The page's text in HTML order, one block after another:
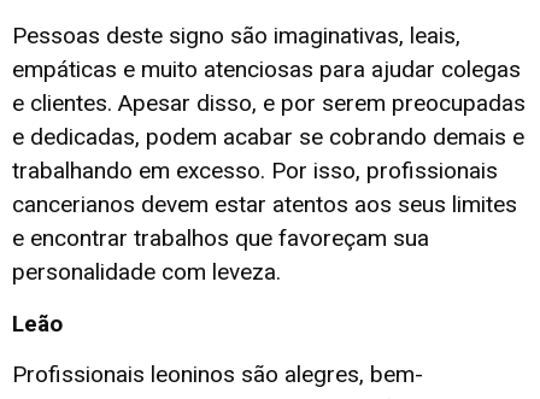
Pessoas deste signo são imaginativas, leais,
empáticas e muito atenciosas para ajudar colegas
e clientes. Apesar disso, e por serem preocupadas
e dedicadas, podem acabar se cobrando demais e
trabalhando em excesso. Por isso, profissionais
cancerianos devem estar atentos aos seus limites
e encontrar trabalhos que favoreçam sua
personalidade com leveza.
Leão
Profissionais leoninos são alegres, bem-